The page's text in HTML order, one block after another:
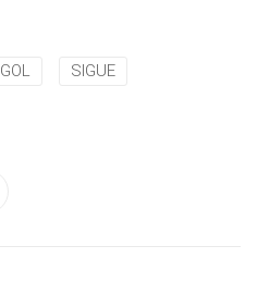
GOL SIGUE